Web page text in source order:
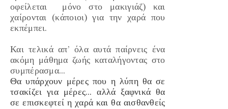
οφείλεται μόνο στο μακιγιάζ)και
χαίρονται (κάποιοι)για την χαρά που
εκπέμπει.
Και τελικά απ’ όλα αυτά παίρνεις ένα
ακόμη μάθημα ζωής καταλήγοντας στο
συμπέρασμα…
Θα υπάρχουν μέρες που η λύπη θα σε
τσακίζει για μέρες… αλλά ξαφνικά θα
σε επισκεφτεί η χαρά και θα αισθανθείς